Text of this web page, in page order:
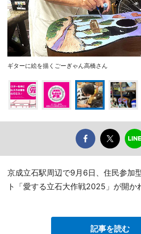
ギターに絵を描くごーぎゃん高橋さん
京成立石駅周辺で9月6日、住民参加
ト「愛する立石大作戦2025」が開か
記事を読む